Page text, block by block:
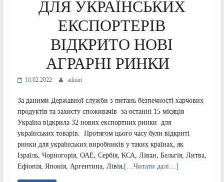
ДЛЯ УКРАЇНСЬКИХ
ЕКСПОРТЕРІВ
ВІДКРИТО НОВІ
АГРАРНІ РИНКИ
10.02.2022 admin
За даними Державної служби з питань безпечності харчових
продуктів та захисту споживачів за останні 15 місяців
Україна відкрила 32 нових експортних ринки для
українських товарів. Протягом цього часу були відкриті
ринки для українських виробників у таких країнах, як
Ізраїль, Чорногорія, ОАЕ, Сербія, КСА, Ліван, Бельгія, Литва,
Ефіопія, Японія, Аргентина, Лівія, […Читати далі…]